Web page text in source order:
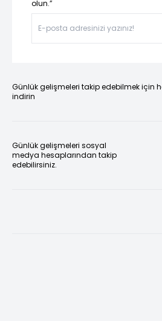
olun.”
Günlük gelişmeleri takip edebilmek için
indirin
Günlük gelişmeleri sosyal
medya hesaplarından takip
edebilirsiniz.